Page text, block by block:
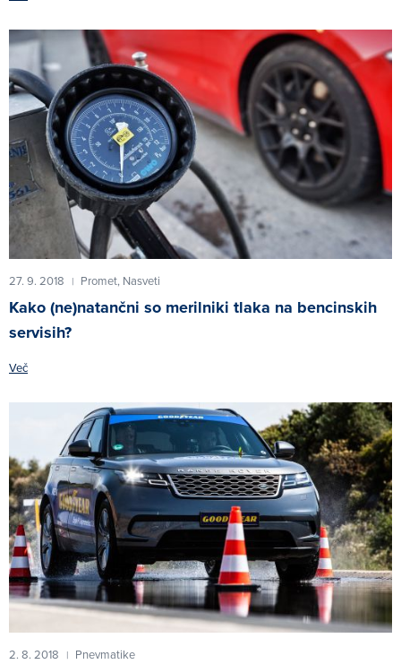
27. 9. 2018 | Promet, Nasveti
Kako (ne)natančni so merilniki tlaka na bencinskih
servisih?
Več
2. 8. 2018 | Pnevmatike